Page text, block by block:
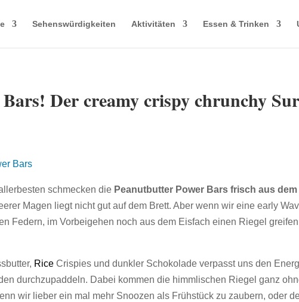
Sehenswürdigkeiten Aktivitäten Essen & Trinken
Der creamy crispy chrunchy
schmecken die Peanutbutter Power Bars frisch aus dem
Magen liegt nicht gut auf dem Brett. Aber wenn wir eine early
Federn, im Vorbeigehen noch aus dem Eisfach einen Riegel
Rice Crispies und dunkler Schokolade verpasst uns den
durchzupaddeln. Dabei kommen die himmlischen Riegel ganz
wir lieber ein mal mehr Snoozen als Frühstück zu zaubern, oder